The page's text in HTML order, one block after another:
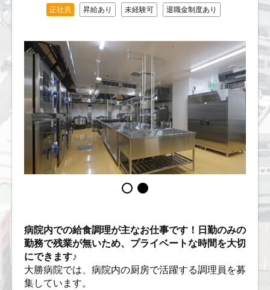
正社員 昇給あり 未経験可 退職金制度あり
病院内での給食調理が主なお仕事です！日勤のみの
勤務で残業が無いため、プライベートな時間を大切
にできます♪
大勝病院では、病院内の厨房で活躍する調理員を募
集しています。